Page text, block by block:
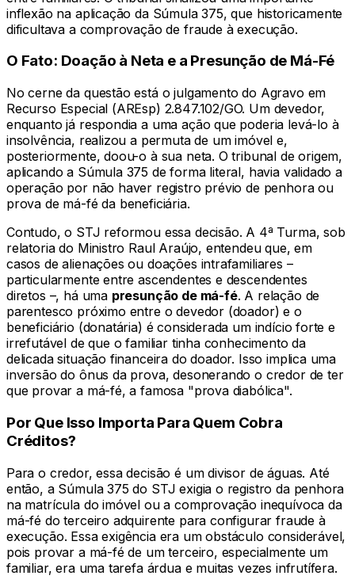
inflexão na aplicação da Súmula 375, que historicamente
dificultava a comprovação de fraude à execução.
O Fato: Doação à Neta e a Presunção de Má-Fé
No cerne da questão está o julgamento do Agravo em
Recurso Especial (AREsp) 2.847.102/GO. Um devedor,
enquanto já respondia a uma ação que poderia levá-lo à
insolvência, realizou a permuta de um imóvel e,
posteriormente, doou-o à sua neta. O tribunal de origem,
aplicando a Súmula 375 de forma literal, havia validado a
operação por não haver registro prévio de penhora ou
prova de má-fé da beneficiária.
Contudo, o STJ reformou essa decisão. A 4ª Turma, sob
relatoria do Ministro Raul Araújo, entendeu que, em
casos de alienações ou doações intrafamiliares –
particularmente entre ascendentes e descendentes
diretos –, há uma presunção de má-fé. A relação de
parentesco próximo entre o devedor (doador) e o
beneficiário (donatária) é considerada um indício forte e
irrefutável de que o familiar tinha conhecimento da
delicada situação financeira do doador. Isso implica uma
inversão do ônus da prova, desonerando o credor de ter
que provar a má-fé, a famosa "prova diabólica".
Por Que Isso Importa Para Quem Cobra
Créditos?
Para o credor, essa decisão é um divisor de águas. Até
então, a Súmula 375 do STJ exigia o registro da penhora
na matrícula do imóvel ou a comprovação inequívoca da
má-fé do terceiro adquirente para configurar fraude à
execução. Essa exigência era um obstáculo considerável,
pois provar a má-fé de um terceiro, especialmente um
familiar, era uma tarefa árdua e muitas vezes infrutífera.